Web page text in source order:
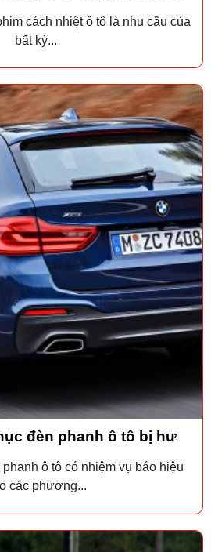
cách nhiệt ô tô là nhu cầu của
bất kỳ...
đèn phanh ô tô bị hư
ô tô có nhiệm vụ báo hiệu
các phương...